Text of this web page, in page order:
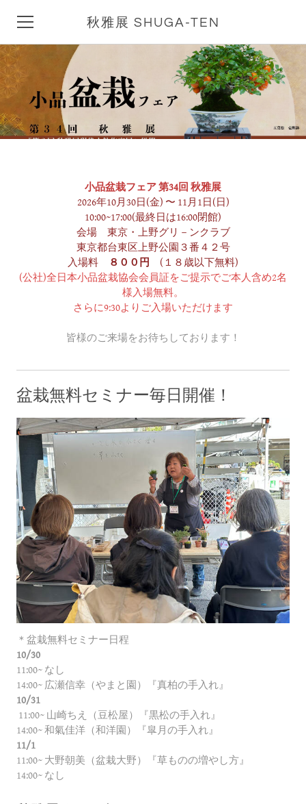
秋雅展 SHUGA-TEN
小品盆栽フェア第34回 秋雅展
2026年10月30日(金) 〜 11月1日(日)
10:00~17:00(最終日は16:00閉館)
会場 東京・上野グリ－ンクラブ
東京都台東区上野公園３番４２号
入場料
８ ００円 ( １８歳以下無料)
(公社)全日本小品盆栽協会会員証をご提示でご本人含め2名
様入場無料。
さらに9:30よりご入場いただけます
皆様のご来場をお待ちしております！
盆栽無料セミナー毎日開催！
＊盆栽無料セミナー日程
10/30
11:00~ なし
14:00~ 広瀬信幸（やまと園）『真柏の手入れ』
10/31
​ 11:00~ 山崎ちえ（豆松屋）『黒松の手入れ』
14:00~ 和氣佳洋（和洋園）『皐月の手入れ』
11/1
11:00~ 大野朝美（盆栽大野）『草ものの増やし方』
14:00~ なし
HOME
秋雅展とは
会期中イベント
秋雅展ブログ